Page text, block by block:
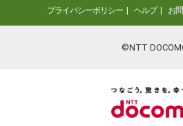
プライバシーポリシー ヘルプ お
©NTT